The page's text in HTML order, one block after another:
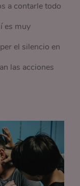
a contarle todo
es muy
el silencio en
las acciones